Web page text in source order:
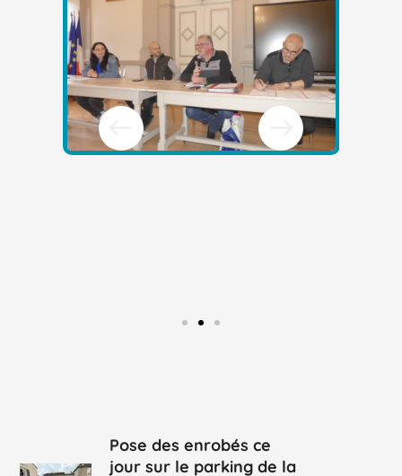
Pose des enrobés ce
jour sur le parking de la